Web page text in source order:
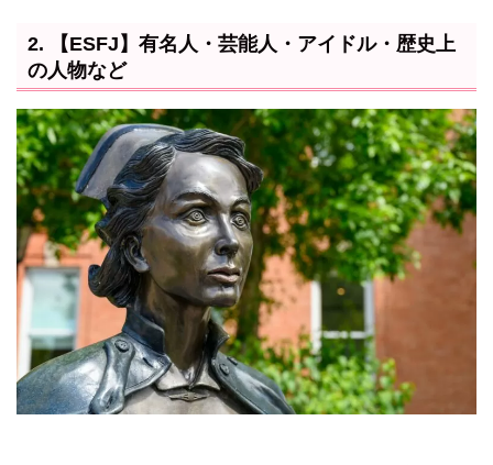
2. 【ESFJ】有名人・芸能人・アイドル・歴史上
の人物など